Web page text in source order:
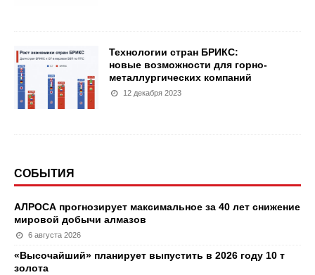
Технологии стран БРИКС:
новые возможности для горно-
металлургических компаний
12 декабря 2023
СОБЫТИЯ
АЛРОСА прогнозирует максимальное за 40 лет снижение
мировой добычи алмазов
6 августа 2026
«Высочайший» планирует выпустить в 2026 году 10 т
золота